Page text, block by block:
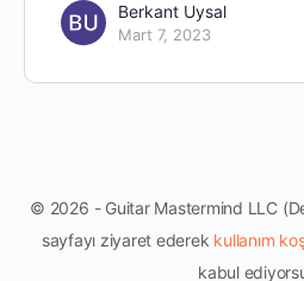
Berkant Uysal
Mart 7, 2023
© 2026 - Guitar Mastermind LLC
sayfayı ziyaret ederek kullanım
kabul